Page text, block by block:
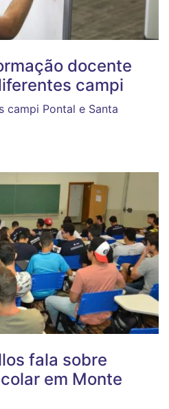
docente
campi
campi Pontal e Santa
fala sobre
em Monte